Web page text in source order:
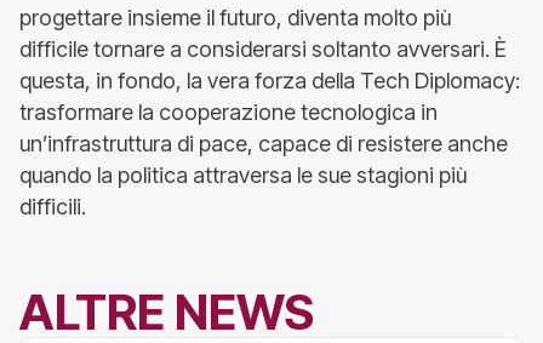
progettare insieme il futuro, diventa molto più
difficile tornare a considerarsi soltanto avversari. È
questa, in fondo, la vera forza della Tech Diplomacy:
trasformare la cooperazione tecnologica in
un’infrastruttura di pace, capace di resistere anche
quando la politica attraversa le sue stagioni più
difficili.
ALTRE NEWS